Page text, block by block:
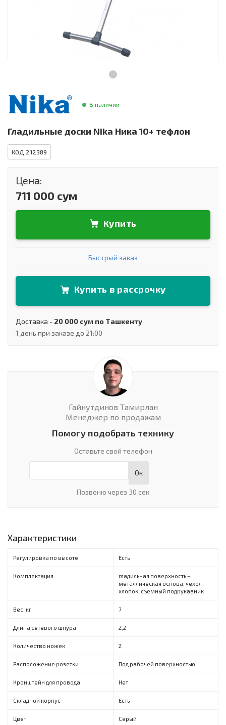
Сантехника В наличии
Гладильные доски Nika Ника 10+ тефлон
КОД 212389
Цена:
711 000 сум
Купить
Быстрый заказ
Купить в рассрочку
Доставка - 20 000 сум по Ташкенту
1 день при заказе до 21:00
Гайнутдинов Тамирлан
Менеджер по продажам
Помогу подобрать технику
Оставьте свой телефон
Ок
Позвоню через 30 сек
Характеристики
Регулировка по высоте Есть
Комплектация
гладильная поверхность –
металлическая основа, чехол –
хлопок, съемный подрукавник
Вес, кг 7
Длина сетевого шнура 2,2
Количество ножек 2
Расположение розетки Под рабочей поверхностью
Кронштейн для провода Нет
Складной корпус Есть
Цвет Серый